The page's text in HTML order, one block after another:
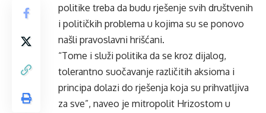
politike treba da budu rješenje svih društvenih
i političkih problema u kojima su se ponovo
našli pravoslavni hrišćani.
“Tome i služi politika da se kroz dijalog,
tolerantno suočavanje različitih aksioma i
principa dolazi do rješenja koja su prihvatljiva
za sve”, naveo je mitropolit Hrizostom u